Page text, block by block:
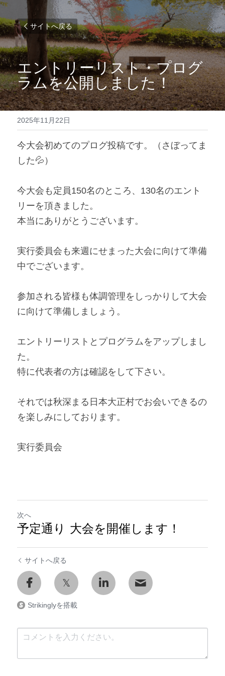
サイトへ戻る
エントリーリスト・プログ
ラムを公開しました！
2025年11月22日
今大会初めてのプログ投稿です。（さぼってま
した💦）
今大会も定員150名のところ、130名のエント
リーを頂きました。
本当にありがとうございます。
実行委員会も来週にせまった大会に向けて準備
中でございます。
参加される皆様も体調管理をしっかりして大会
に向けて準備しましょう。
エントリーリストとプログラムをアップしまし
た。
特に代表者の方は確認をして下さい。
それでは秋深まる日本大正村でお会いできるの
を楽しみにしております。
実行委員会
次へ
予定通り 大会を開催します！
サイトへ戻る
Strikinglyを搭載